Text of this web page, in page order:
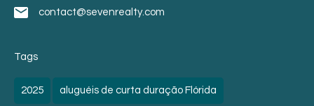
contact@sevenrealty.com
Tags
2025 aluguéis de curta duração Flórida